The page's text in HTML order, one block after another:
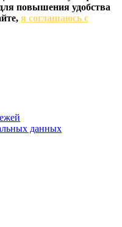
повышения удобства
я соглашаюсь с
данных